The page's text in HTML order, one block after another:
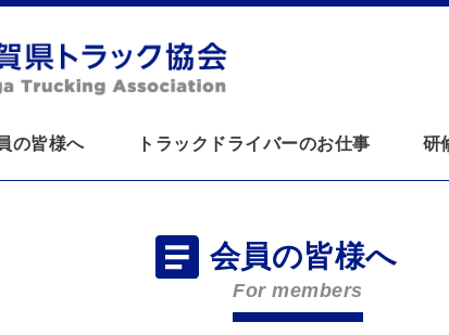
の皆様へ トラックドライバーのお仕事 研
会員の皆様へ
For members